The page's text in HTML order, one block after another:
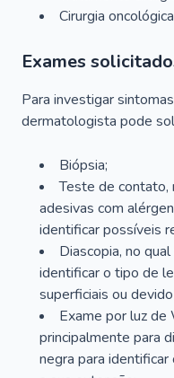
Cirurgia
Exames
Para investigar
dermatologista pode
Biópsia;
Teste de contato,
adesivas com
identificar possíveis
Diascopia, no
identificar o tipo de
superficiais ou
Exame por luz de
principalmente para
negra para